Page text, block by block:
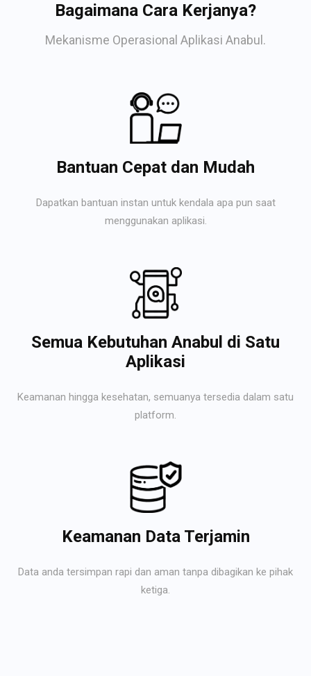
Bagaimana Cara Kerjanya?
Mekanisme Operasional Aplikasi Anabul.
Bantuan Cepat dan Mudah
Dapatkan bantuan instan untuk kendala apa pun saat
menggunakan aplikasi.
Semua Kebutuhan Anabul di Satu
Aplikasi
Keamanan hingga kesehatan, semuanya tersedia dalam satu
platform.
Keamanan Data Terjamin
Data anda tersimpan rapi dan aman tanpa dibagikan ke pihak
ketiga.